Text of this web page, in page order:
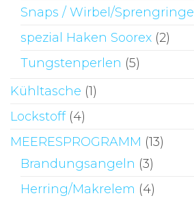
Snaps / Wirbel/Sprengringe
spezial Haken Soorex (2)
Tungstenperlen (5)
Kühltasche (1)
Lockstoff (4)
MEERESPROGRAMM (13)
Brandungsangeln (3)
Herring/Makrelem (4)